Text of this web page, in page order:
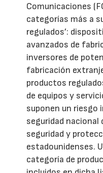
Comunicaciones
categorías más a
regulados’:
avanzados de
inversores de
fabricación
productos
de equipos y
suponen un riesgo
seguridad nacional
seguridad y
estadounidenses.
categoría de